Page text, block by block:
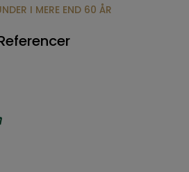
I MERE END 60 ÅR
Referencer